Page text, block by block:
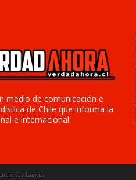
medio de comunicación e
de Chile que informa la
e internacional.
Libres